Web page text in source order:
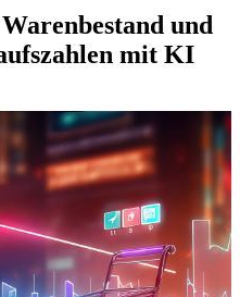
und
mit KI